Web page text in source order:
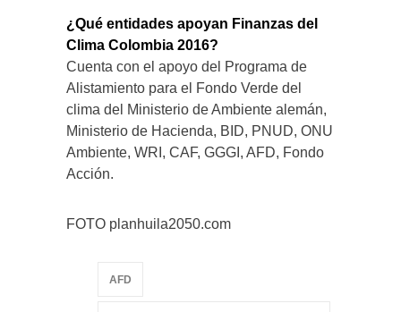
¿Qué entidades apoyan Finanzas del
Clima Colombia 2016?
Cuenta con el apoyo del Programa de
Alistamiento para el Fondo Verde del
clima del Ministerio de Ambiente alemán,
Ministerio de Hacienda, BID, PNUD, ONU
Ambiente, WRI, CAF, GGGI, AFD, Fondo
Acción.
FOTO planhuila2050.com
AFD